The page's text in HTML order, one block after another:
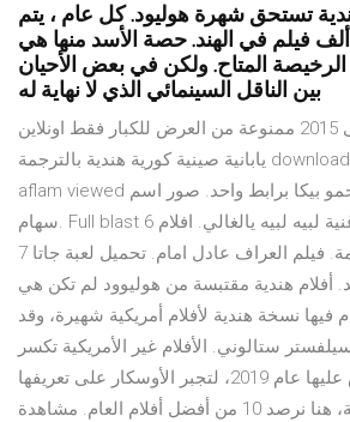
هندية تستحق شهرة هوليود. كل عام ، يتم
ألف فيلم في الهند. حصة الأسد منها هي
الرخيصة المتاح. ولكن في بعض الأحيان
بين الناقل السينمائي الذي لا نهاية له
تحميل افلام اجنبى 2015 ممنوعة من العرض للكبار فقط اونلاين
يابانية صينية كورية هندية بالترجمة download movies foreign 2015
aflam viewed على ا جميع اغاني حمو بيكا برابط واحد. صور اسم
سهام. Full blast 6 كتاب المعلم. تحميل اغنية لبيه لبيه يالغالي. افلام
الرومان القديمة مترجمة. فيلم العراف عادل امام. تحميل لعبة جاتا 7
أفلام هندية مقتبسة من هوليوود لم تكن هي
فيها نسخة هندية لأفلام أمريكية شهيرة، وقد
ستالوني. الأفلام غير الأمريكية تكسر
الحصار المفروض عليها عام 2019، لتجبر الأوسكار على تعريفها
كعالمية بدلًا من أجنبية، هنا نرصد 10 من أفضل أفلام العام. مشاهدة